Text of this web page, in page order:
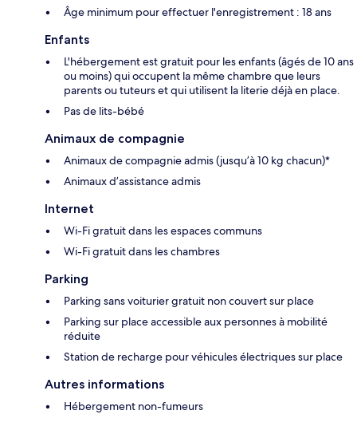
Âge minimum pour effectuer l'enregistrement : 18 ans
Enfants
L'hébergement est gratuit pour les enfants (âgés de 10 ans
ou moins) qui occupent la même chambre que leurs
parents ou tuteurs et qui utilisent la literie déjà en place.
Pas de lits-bébé
Animaux de compagnie
Animaux de compagnie admis (jusqu’à 10 kg chacun)*
Animaux d’assistance admis
Internet
Wi-Fi gratuit dans les espaces communs
Wi-Fi gratuit dans les chambres
Parking
Parking sans voiturier gratuit non couvert sur place
Parking sur place accessible aux personnes à mobilité
réduite
Station de recharge pour véhicules électriques sur place
Autres informations
Hébergement non-fumeurs